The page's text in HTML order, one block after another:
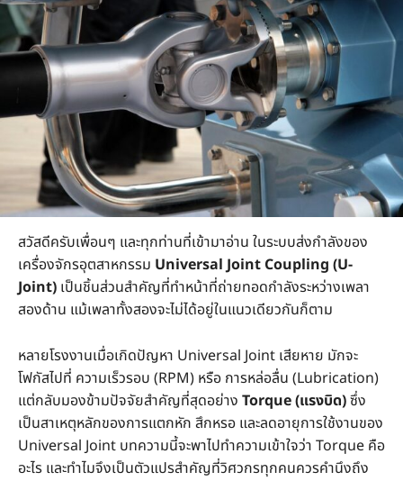
สวัสดีครับเพื่อนๆ และทุกท่านที่เข้ามาอ่าน ในระบบส่งกำลังของ
เครื่องจักรอุตสาหกรรม Universal Joint Coupling (U-
Joint) เป็นชิ้นส่วนสำคัญที่ทำหน้าที่ถ่ายทอดกำลังระหว่างเพลา
สองด้าน แม้เพลาทั้งสองจะไม่ได้อยู่ในแนวเดียวกันก็ตาม
หลายโรงงานเมื่อเกิดปัญหา Universal Joint เสียหาย มักจะ
โฟกัสไปที่ ความเร็วรอบ (RPM) หรือ การหล่อลื่น (Lubrication)
แต่กลับมองข้ามปัจจัยสำคัญที่สุดอย่าง Torque (แรงบิด)ซึ่ง
เป็นสาเหตุหลักของการแตกหัก สึกหรอ และลดอายุการใช้งานของ
Universal Joint บทความนี้จะพาไปทำความเข้าใจว่า Torque คือ
อะไร และทำไมจึงเป็นตัวแปรสำคัญที่วิศวกรทุกคนควรคำนึงถึง